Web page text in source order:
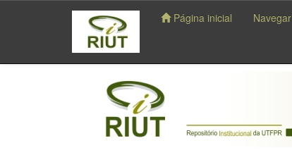
navigation
Página inicial Navegar